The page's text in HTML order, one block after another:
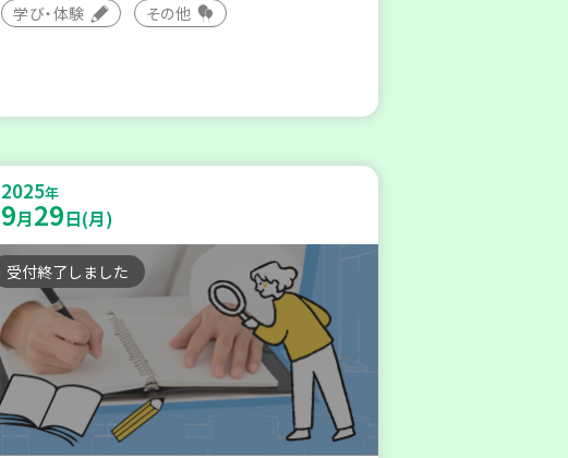
学び・体験 その他
2025年
9月29日(月)
受付終了しました